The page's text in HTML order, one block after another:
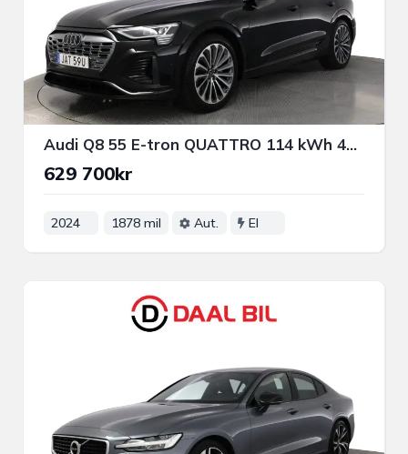
Audi Q8 55 E-tron QUATTRO 114 kWh 408HK S-LINE P-VÄRM B&O® PANO LUFTFJÄD
629 700kr
2024 1878 mil Aut. El